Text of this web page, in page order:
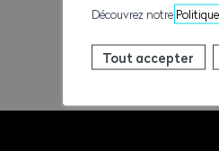
Découvrez notre
Tout accepter